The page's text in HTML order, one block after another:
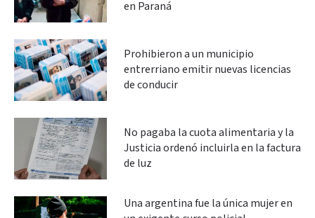
en Paraná
Prohibieron a un municipio
entrerriano emitir nuevas licencias
de conducir
No pagaba la cuota alimentaria y la
Justicia ordenó incluirla en la factura
de luz
Una argentina fue la única mujer en